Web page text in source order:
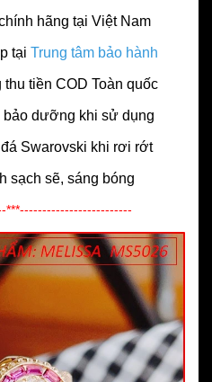
hãng tại Việt Nam
tại Trung tâm bảo hành
thu tiền COD Toàn quốc
bảo dưỡng khi sử dụng
Swarovski khi rơi rớt
sạch sẽ, sáng bóng